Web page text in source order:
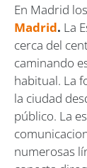
En Madrid
Madrid. La
cerca del
caminando
habitual. La
la ciudad
público. La
numerosas